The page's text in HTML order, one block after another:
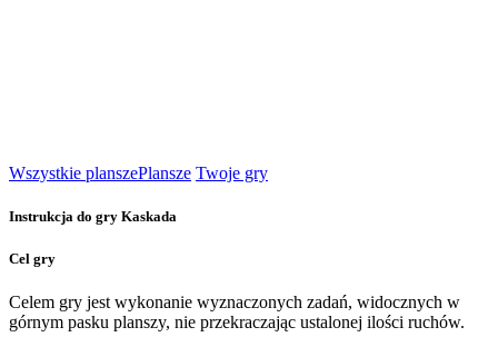
Wszystkie planszePlansze Twoje gry
Instrukcja do gry Kaskada
Cel gry
Celem gry jest wykonanie wyznaczonych zadań, widocznych w
górnym pasku planszy, nie przekraczając ustalonej ilości ruchów.